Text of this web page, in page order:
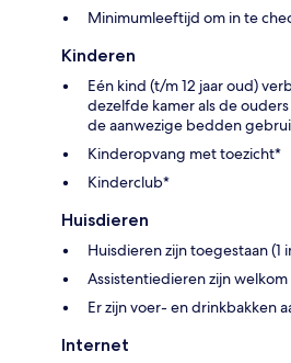
Minimumleeftijd om in te
Kinderen
Eén kind (t/m 12 jaar oud)
dezelfde kamer als de
de aanwezige bedden
Kinderopvang met toezicht*
Kinderclub*
Huisdieren
Huisdieren zijn toegestaan (1
Assistentiedieren zijn welkom
Er zijn voer- en drinkbakken
Internet